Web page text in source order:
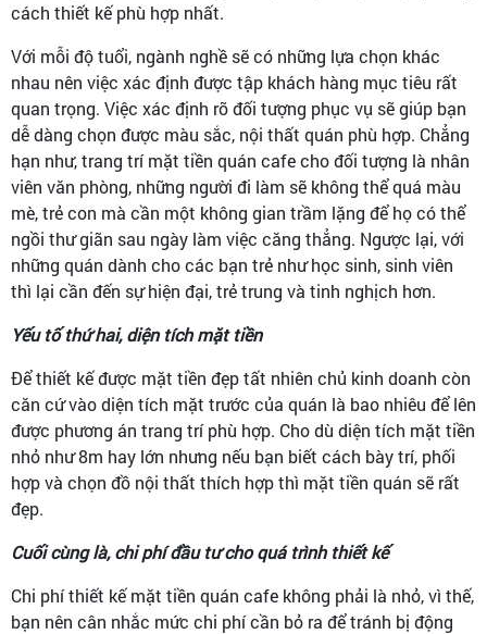
cách thiết kế phù hợp nhất.
Với mỗi độ tuổi, ngành nghề sẽ có những lựa chọn khác
nhau nên việc xác định được tập khách hàng mục tiêu rất
quan trọng. Việc xác định rõ đối tượng phục vụ sẽ giúp bạn
dễ dàng chọn được màu sắc, nội thất quán phù hợp. Chẳng
hạn như, trang trí mặt tiền quán cafe cho đối tượng là nhân
viên văn phòng, những người đi làm sẽ không thể quá màu
mè, trẻ con mà cần một không gian trầm lặng để họ có thể
ngồi thư giãn sau ngày làm việc căng thẳng. Ngược lại, với
những quán dành cho các bạn trẻ như học sinh, sinh viên
thì lại cần đến sự hiện đại, trẻ trung và tinh nghịch hơn.
Yếu tố thứ hai, diện tích mặt tiền
Để thiết kế được mặt tiền đẹp tất nhiên chủ kinh doanh còn
căn cứ vào diện tích mặt trước của quán là bao nhiêu để lên
được phương án trang trí phù hợp. Cho dù diện tích mặt tiền
nhỏ như 8m hay lớn nhưng nếu bạn biết cách bày trí, phối
hợp và chọn đồ nội thất thích hợp thì mặt tiền quán sẽ rất
đẹp.
Cuối cùng là, chi phí đầu tư cho quá trình thiết kế
Chi phí thiết kế mặt tiền quán cafe không phải là nhỏ, vì thế,
bạn nên cân nhắc mức chi phí cần bỏ ra để tránh bị động